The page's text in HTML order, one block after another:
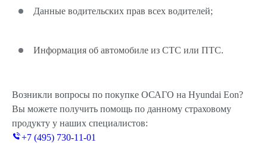
Данные водительских прав всех водителей;
Информация об автомобиле из СТС или ПТС.
Возникли вопросы по покупке ОСАГО на Hyundai Eon?
Вы можете получить помощь по данному страховому
продукту у наших специалистов:
+7 (495) 730-11-01